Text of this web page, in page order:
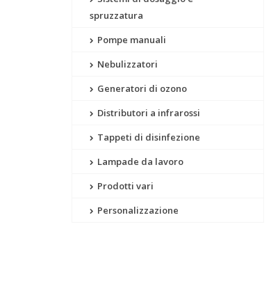
spruzzatura
Pompe manuali
Nebulizzatori
Generatori di ozono
Distributori a infrarossi
Tappeti di disinfezione
Lampade da lavoro
Prodotti vari
Personalizzazione